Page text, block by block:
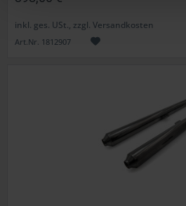
inkl. ges. USt., zzgl. Versandkosten
Art.Nr. 1812907